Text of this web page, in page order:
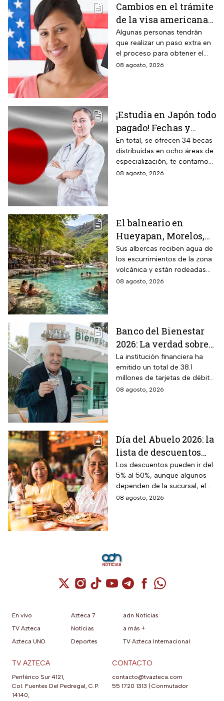
común.
Cambios en el trámite
de la visa americana
2026 y para quiénes
aplica
Algunas personas tendrán
que realizar un paso extra en
el proceso para obtener el
documento que permite
08 agosto, 2026
¡Estudia en Japón todo
pagado! Fechas y
requisitos de la
convocatoria para
becas de estancias en
2026
En total, se ofrecen 34 becas
distribuidas en ocho áreas de
especialización, te contamos
todos los detalles.
08 agosto, 2026
El balneario en
Hueyapan, Morelos,
que combina albercas
cristalinas con la
naturaleza del volcán
Popocatépetl y cuesta
Sus albercas reciben agua de
los escurrimientos de la zona
volcánica y están rodeadas
de vegetación, áreas verdes y
08 agosto, 2026
Banco del Bienestar
2026: La verdad sobre
entrar a Buró de
Crédito por tenerla
La institución financiera ha
emitido un total de 38.1
millones de tarjetas de débito
para la dispersión de los
08 agosto, 2026
Día del Abuelo 2026: la
lista de descuentos
con tu credencial
INAPAM en
restaurantes,
transporte y tiendas
Los descuentos pueden ir del
5% al 50%, aunque algunos
dependen de la sucursal, el
servicio y los lugares
08 agosto, 2026
Cuenta de X / Twitter (se abre en una
Cuenta de Instagram (se abre en una
Cuenta de TikTok (se abre en
Cuenta de YouTube (se abre
Cuenta de Telegram (se
Cuenta de
Cuenta de
En vivo
TV Azteca
Azteca UNO
Azteca 7
Noticias
Deportes
adn Noticias
a más +
TV Azteca Internacional
TV AZTECA
Periférico Sur 4121,
Col. Fuentes Del Pedregal, C.P.
14140,
CONTACTO
contacto@tvazteca.com
55 1720 1313
Conmutador